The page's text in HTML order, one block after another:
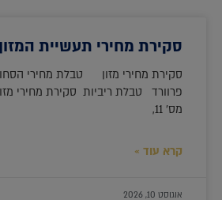
סקירת מחירי תעשיית המזון 15.7.2026
סקירת מחירי מזון טבלת מחירי
מס' 11,
קרא עוד »
אוגוסט 10, 2026